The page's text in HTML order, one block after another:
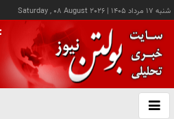
شنبه ۱۷ مرداد ۱۴۰۵ |
Saturday , 08 August 2026
باز